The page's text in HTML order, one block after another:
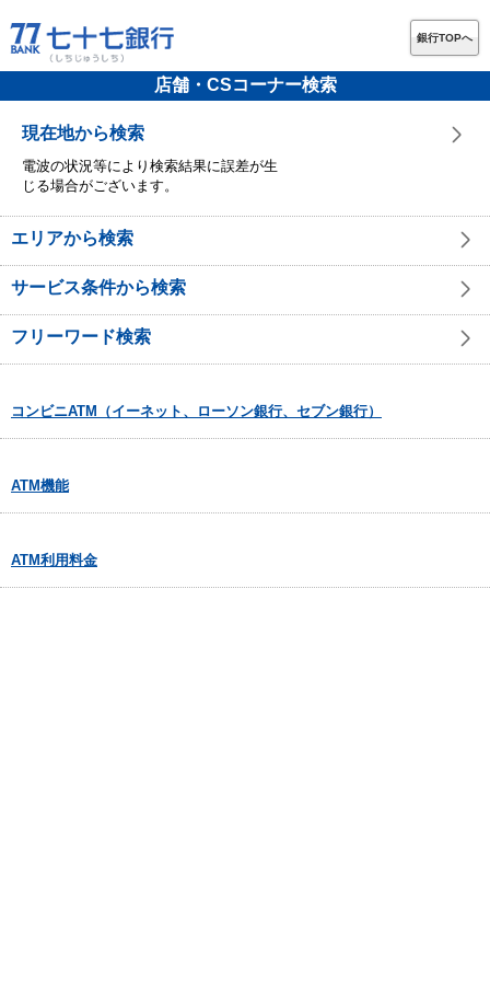
銀行TOPへ
店舗・CSコーナー検索
現在地から検索
電波の状況等により検索結果に誤差が生
じる場合がございます。
エリアから検索
サービス条件から検索
フリーワード検索
コンビニATM（イーネット、ローソン銀行、セブン銀行）
ATM機能
ATM利用料金